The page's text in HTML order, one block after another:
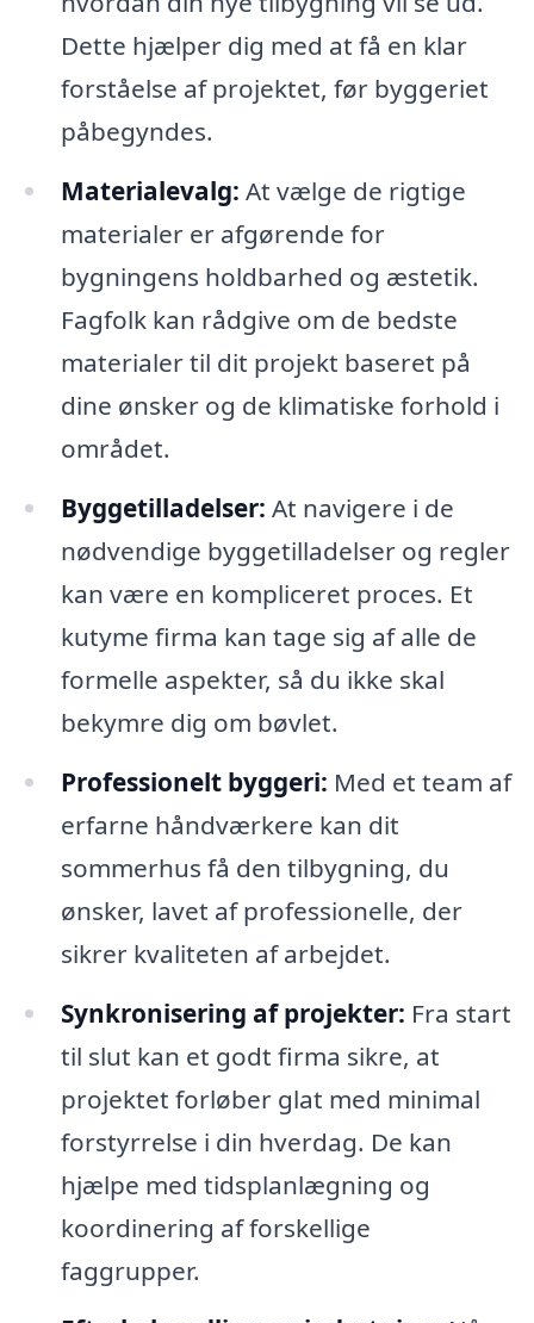
Dette hjælper dig med at få en klar
forståelse af projektet, før byggeriet
påbegyndes.
Materialevalg: At vælge de rigtige
materialer er afgørende for
bygningens holdbarhed og æstetik.
Fagfolk kan rådgive om de bedste
materialer til dit projekt baseret på
dine ønsker og de klimatiske forhold i
området.
Byggetilladelser: At navigere i de
nødvendige byggetilladelser og regler
kan være en kompliceret proces. Et
kutyme firma kan tage sig af alle de
formelle aspekter, så du ikke skal
bekymre dig om bøvlet.
Professionelt byggeri: Med et team af
erfarne håndværkere kan dit
sommerhus få den tilbygning, du
ønsker, lavet af professionelle, der
sikrer kvaliteten af arbejdet.
Synkronisering af projekter: Fra start
til slut kan et godt firma sikre, at
projektet forløber glat med minimal
forstyrrelse i din hverdag. De kan
hjælpe med tidsplanlægning og
koordinering af forskellige
faggrupper.